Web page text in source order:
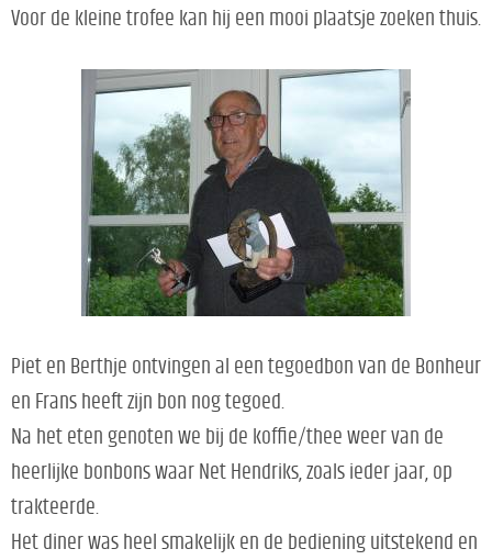
Voor de kleine trofee kan hij een mooi plaatsje zoeken thuis.
Piet en Berthje ontvingen al een tegoedbon van de Bonheur
en Frans heeft zijn bon nog tegoed.
Na het eten genoten we bij de koffie/thee weer van de
heerlijke bonbons waar Net Hendriks, zoals ieder jaar, op
trakteerde.
Het diner was heel smakelijk en de bediening uitstekend en